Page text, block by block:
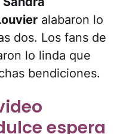
alabaron lo
dos. Los fans de
lo linda que
bendiciones.
espera